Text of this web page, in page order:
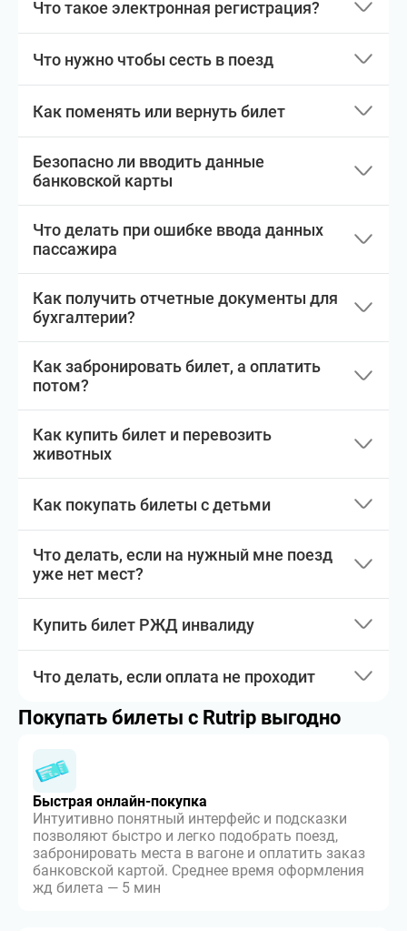
Что такое электронная регистрация?
Что нужно чтобы сесть в поезд
Как поменять или вернуть билет
Безопасно ли вводить данные
банковской карты
Что делать при ошибке ввода данных
пассажира
Как получить отчетные документы для
бухгалтерии?
Как забронировать билет, а оплатить
потом?
Как купить билет и перевозить
животных
Как покупать билеты с детьми
Что делать, если на нужный мне поезд
уже нет мест?
Купить билет РЖД инвалиду
Что делать, если оплата не проходит
Покупать билеты с Rutrip выгодно
Быстрая онлайн-покупка
Интуитивно понятный интерфейс и подсказки
позволяют быстро и легко подобрать поезд,
забронировать места в вагоне и оплатить заказ
банковской картой. Среднее время оформления
жд билета — 5 мин